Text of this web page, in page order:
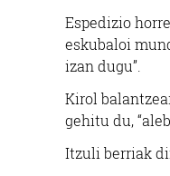
Espedizio
eskubaloi
izan dugu”.
Kirol
gehitu du,
Itzuli berriak